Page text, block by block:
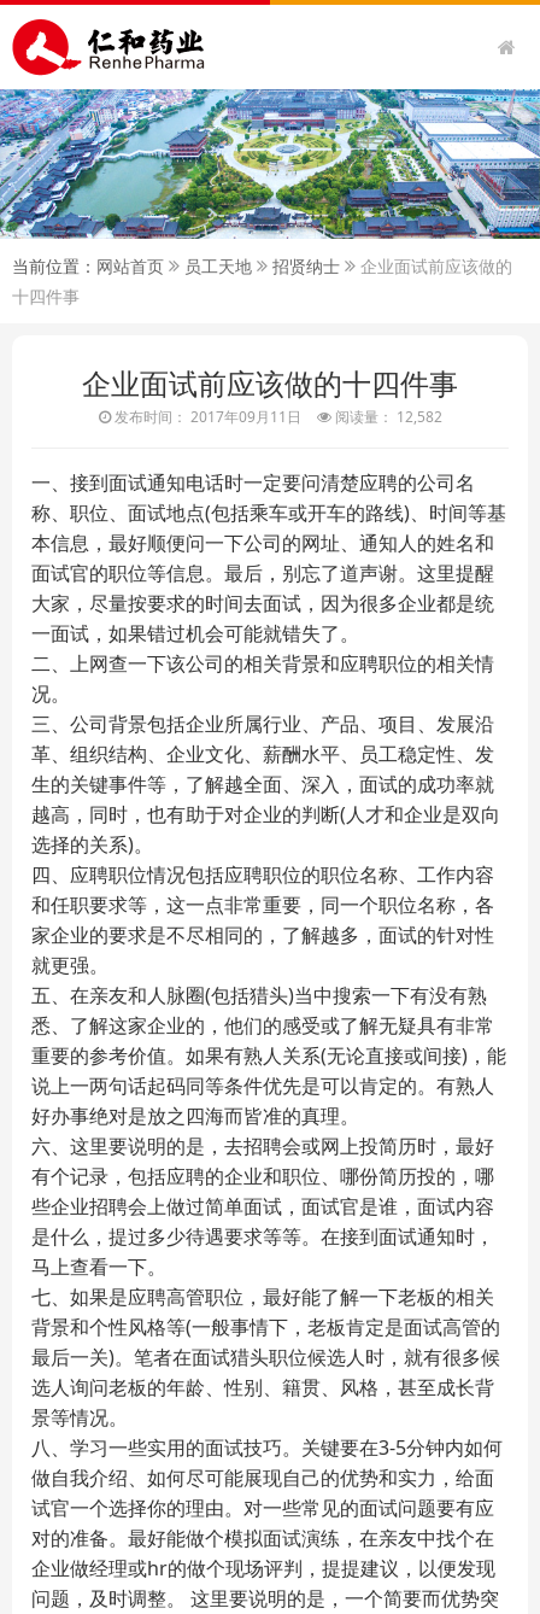
当前位置： 网站首页 员工天地 招贤纳士
企业面试前应该做的
十四件事
企业面试前应该做的十四件事
发布时间： 2017年09月11日 阅读量： 12,582
一、接到面试通知电话时一定要问清楚应聘的公司名
称、职位、面试地点(包括乘车或开车的路线)、时间等基
本信息，最好顺便问一下公司的网址、通知人的姓名和
面试官的职位等信息。最后，别忘了道声谢。这里提醒
大家，尽量按要求的时间去面试，因为很多企业都是统
一面试，如果错过机会可能就错失了。
二、上网查一下该公司的相关背景和应聘职位的相关情
况。
三、公司背景包括企业所属行业、产品、项目、发展沿
革、组织结构、企业文化、薪酬水平、员工稳定性、发
生的关键事件等，了解越全面、深入，面试的成功率就
越高，同时，也有助于对企业的判断(人才和企业是双向
选择的关系)。
四、应聘职位情况包括应聘职位的职位名称、工作内容
和任职要求等，这一点非常重要，同一个职位名称，各
家企业的要求是不尽相同的，了解越多，面试的针对性
就更强。
五、在亲友和人脉圈(包括猎头)当中搜索一下有没有熟
悉、了解这家企业的，他们的感受或了解无疑具有非常
重要的参考价值。如果有熟人关系(无论直接或间接)，能
说上一两句话起码同等条件优先是可以肯定的。有熟人
好办事绝对是放之四海而皆准的真理。
六、这里要说明的是，去招聘会或网上投简历时，最好
有个记录，包括应聘的企业和职位、哪份简历投的，哪
些企业招聘会上做过简单面试，面试官是谁，面试内容
是什么，提过多少待遇要求等等。在接到面试通知时，
马上查看一下。
七、如果是应聘高管职位，最好能了解一下老板的相关
背景和个性风格等(一般事情下，老板肯定是面试高管的
最后一关)。笔者在面试猎头职位候选人时，就有很多候
选人询问老板的年龄、性别、籍贯、风格，甚至成长背
景等情况。
八、学习一些实用的面试技巧。关键要在3-5分钟内如何
做自我介绍、如何尽可能展现自己的优势和实力，给面
试官一个选择你的理由。对一些常见的面试问题要有应
对的准备。最好能做个模拟面试演练，在亲友中找个在
企业做经理或hr的做个现场评判，提提建议，以便发现
问题，及时调整。 这里要说明的是，一个简要而优势突